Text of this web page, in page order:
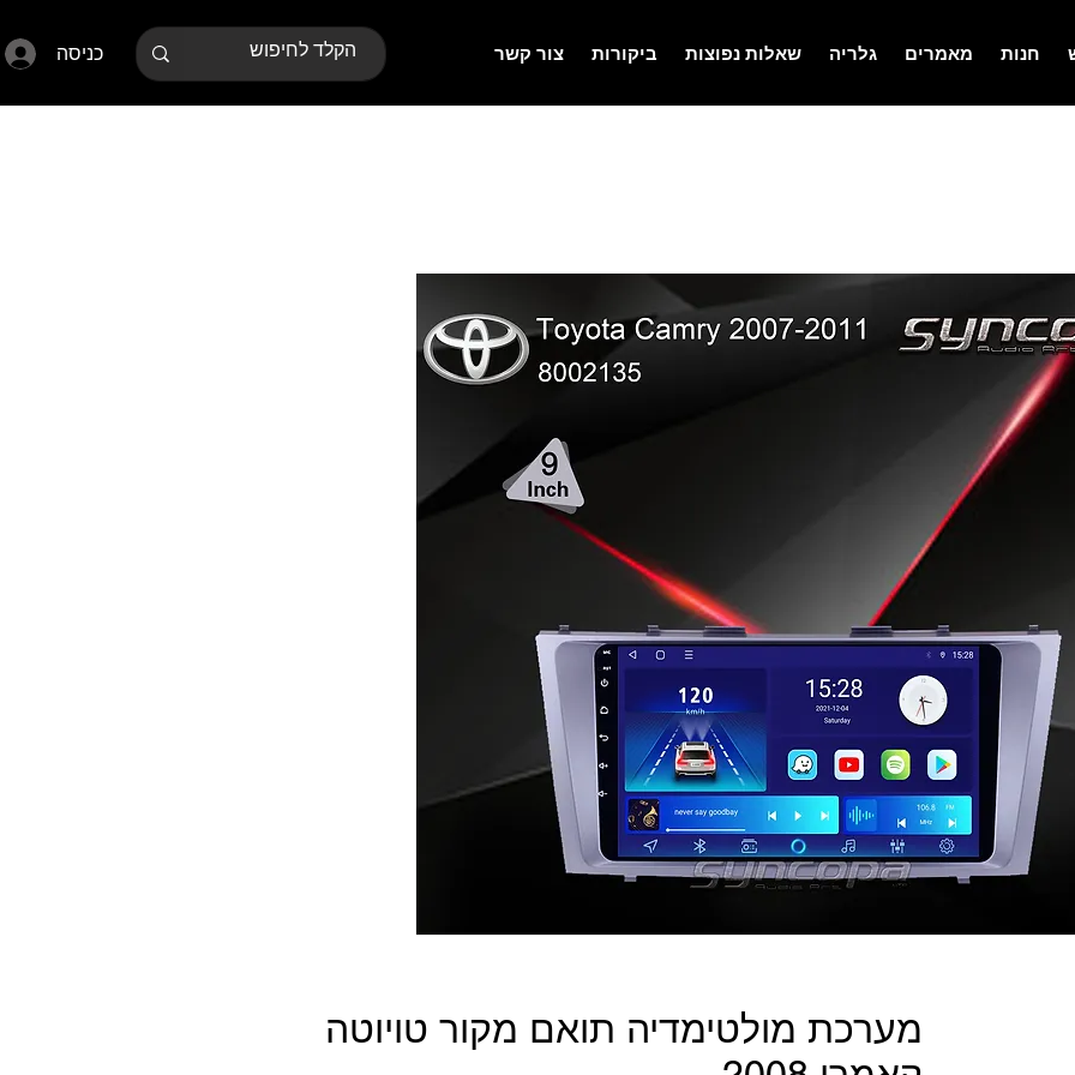
כניסה צור קשר ביקורות שאלות נפוצות גלריה מאמרים חנות
מערכת מולטימדיה תואם מקור טויוטה